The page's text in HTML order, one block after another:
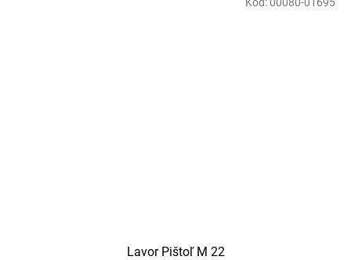
Lavor Pištoľ M 22
Kód:00080-01695